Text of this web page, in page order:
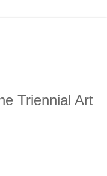
Triennial Art